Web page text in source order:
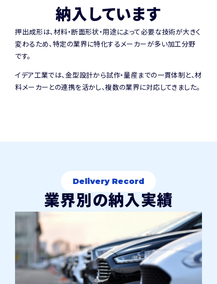
会社情報
SDGs・CSRへの取り組み
採用
採用情報
納入しています
押出成形は、材料・断面形状・用途によって必要な技術が大きく
変わるため、特定の業界に特化するメーカーが多い加工分野
です。
イデア工業では、金型設計から試作・量産までの一貫体制と、材
料メーカーとの連携を活かし、複数の業界に対応してきました。
業界別の納入実績
Delivery Record